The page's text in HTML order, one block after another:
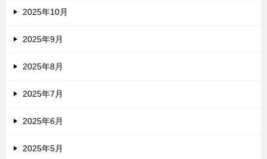
2025年10月
2025年9月
2025年8月
2025年7月
2025年6月
2025年5月